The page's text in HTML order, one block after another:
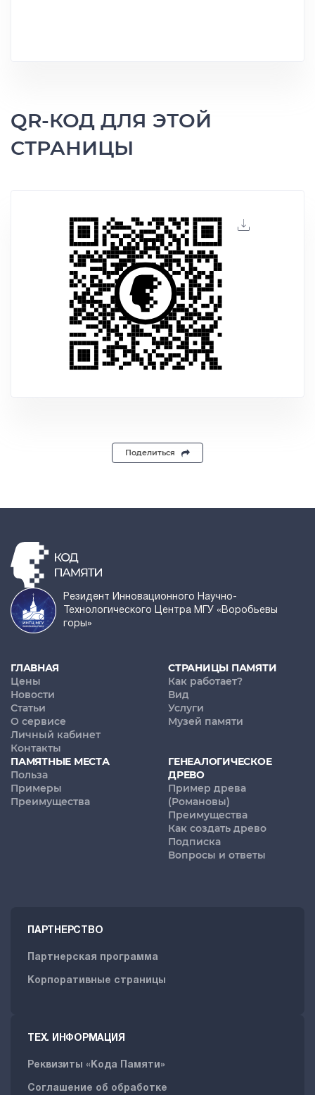
QR-КОД ДЛЯ ЭТОЙ
СТРАНИЦЫ
Поделиться
Резидент Инновационного Научно-
Технологического Центра МГУ «Воробьевы
горы»
ГЛАВНАЯ
Цены
Новости
Статьи
О сервисе
Личный кабинет
Контакты
СТРАНИЦЫ ПАМЯТИ
Как работает?
Вид
Услуги
Музей памяти
ПАМЯТНЫЕ МЕСТА
Польза
Примеры
Преимущества
ГЕНЕАЛОГИЧЕСКОЕ
ДРЕВО
Пример древа
(Романовы)
Преимущества
Как создать древо
Подписка
Вопросы и ответы
ПАРТНЕРСТВО
Партнерская программа
Корпоративные страницы
ТЕХ. ИНФОРМАЦИЯ
Реквизиты «Кода Памяти»
Соглашение об обработке